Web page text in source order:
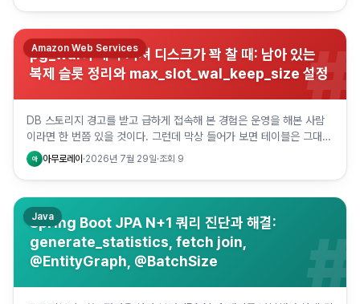
pg_wal이 계속 커져 디스크가 꽉 찰 때: 남아 있는
복제 슬롯 정리와 max_slot_wal_keep_size 설정#
Amazon Web Services
DB 스토리지 경고를 받고 급하게 접속해 본 경험은 운영을 해본 사람
이라면 한 번쯤 있을 것이다. 그런데 막상 들어가 보면 테이블은 그대로
인데 pg_wal 만 부풀어 있는 경우가 꽤 있다. 스토리지…
아 아무로레이 ·2026년 7월 29일·조회 9
Spring Boot JPA N+1 쿼리 진단과 해결:
generate_statistics, fetch join,
@EntityGraph, @BatchSize
#
Java